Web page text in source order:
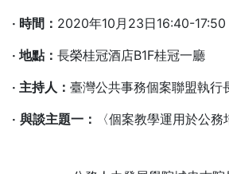
‧ 時間： 2020年10月23日16:40-17:50
‧ 地點： 長榮桂冠酒店B1F桂冠一廳
‧ 主持人： 臺灣公共事務個案聯盟執行
‧ 與談主題一： 〈個案教學運用於公